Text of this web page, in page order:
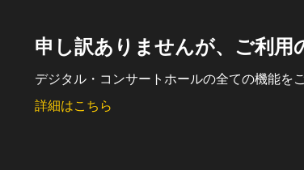
申し訳ありませんが、ご利
デジタル・コンサートホールの全ての機能を
詳細はこちら